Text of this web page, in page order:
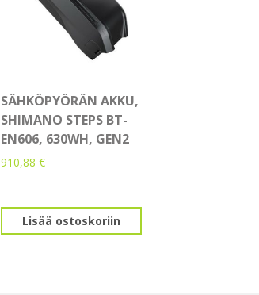
SÄHKÖPYÖRÄN AKKU,
SHIMANO STEPS BT-
EN606, 630WH, GEN2
910,88 €
Lisää ostoskoriin